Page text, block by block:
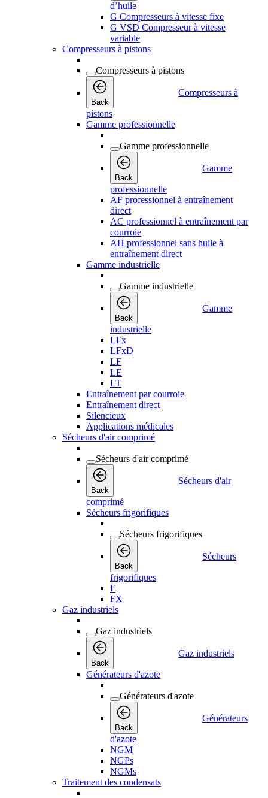
d’huile
G Compresseurs à vitesse fixe
G VSD Compresseur à vitesse
variable
Compresseurs à pistons
Compresseurs à pistons
Back
Compresseurs à
pistons
Gamme professionnelle
Gamme professionnelle
Back
Gamme
professionnelle
AF professionnel à entraînement
direct
AC professionnel à entraînement par
courroie
AH professionnel sans huile à
entraînement direct
Gamme industrielle
Gamme industrielle
Back
Gamme
industrielle
LFx
LFxD
LF
LE
LT
Entraînement par courroie
Entraînement direct
Silencieux
Applications médicales
Sécheurs d'air comprimé
Sécheurs d'air comprimé
Back
Sécheurs d'air
comprimé
Sécheurs frigorifiques
Sécheurs frigorifiques
Back
Sécheurs
frigorifiques
F
FX
Gaz industriels
Gaz industriels
Back
Gaz industriels
Générateurs d'azote
Générateurs d'azote
Back
Générateurs
d'azote
NGM
NGPs
NGMs
Traitement des condensats